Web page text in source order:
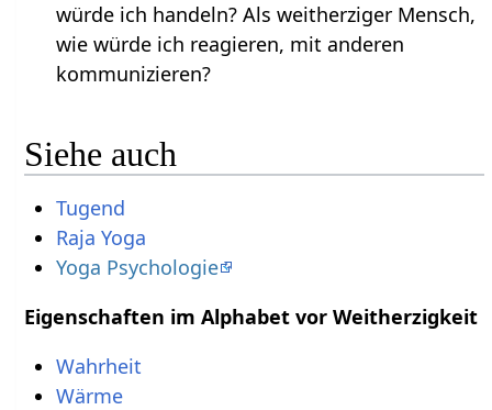
würde ich handeln? Als weitherziger Mensch,
wie würde ich reagieren, mit anderen
kommunizieren?
Siehe auch
Tugend
Raja Yoga
Yoga Psychologie
Eigenschaften im Alphabet vor Weitherzigkeit
Wahrheit
Wärme